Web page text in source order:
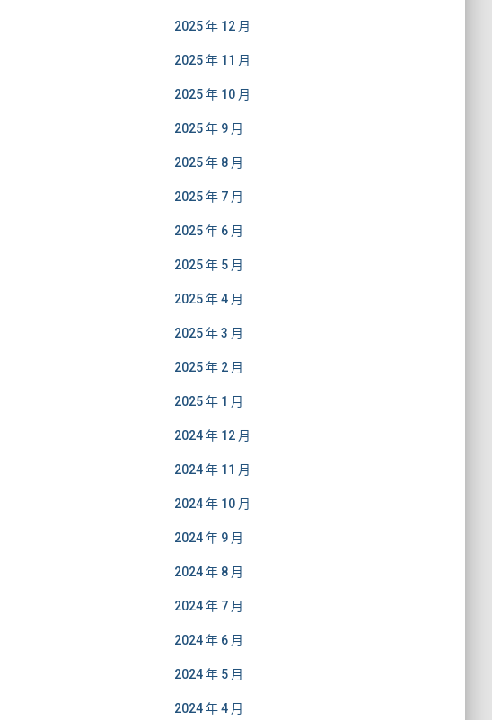
2025 年 12 月
2025 年 11 月
2025 年 10 月
2025 年 9 月
2025 年 8 月
2025 年 7 月
2025 年 6 月
2025 年 5 月
2025 年 4 月
2025 年 3 月
2025 年 2 月
2025 年 1 月
2024 年 12 月
2024 年 11 月
2024 年 10 月
2024 年 9 月
2024 年 8 月
2024 年 7 月
2024 年 6 月
2024 年 5 月
2024 年 4 月